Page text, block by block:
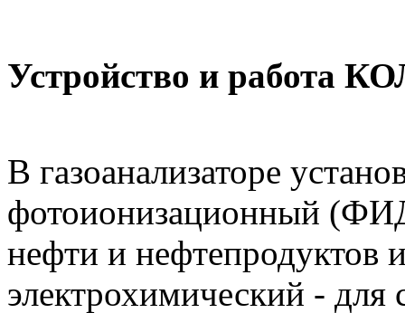
Устройство и работа
В газоанализаторе
фотоионизационный
нефти и нефтепродуктов
электрохимический - для